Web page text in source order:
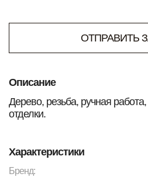
ОТПРАВИТЬ
Описание
Дерево, резьба, ручная
отделки.
Характеристики
Бренд: